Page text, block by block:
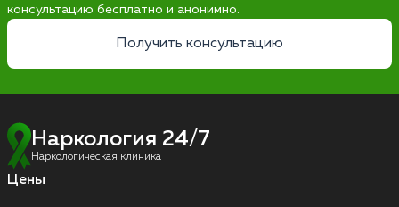
консультацию бесплатно и анонимно.
Получить консультацию
Наркология 24/7
Наркологическая клиника
Цены